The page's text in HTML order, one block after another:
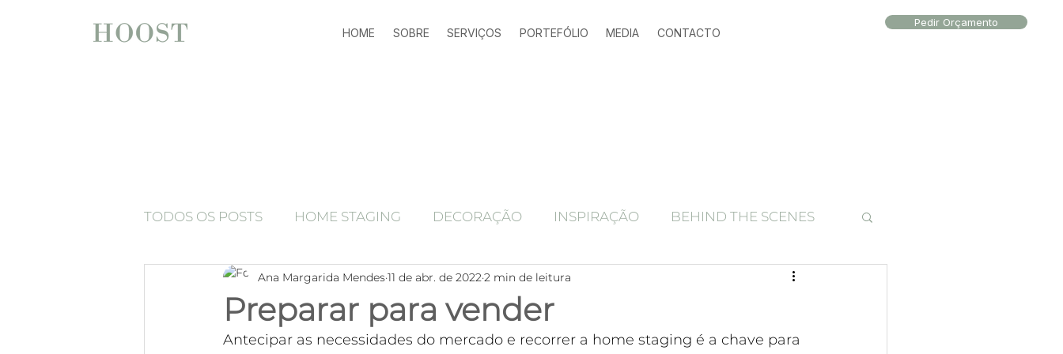
HOME SOBRE SERVIÇOS PORTEFÓLIO MEDIA CONTACTO
Pedir Orçamento
TODOS OS POSTS HOME STAGING DECORAÇÃO INSPIRAÇÃO BEHIND THE SCENES
espelhos Press Release Ferramentas marketing imobiliário
Luxury home staging Antes e depois home staging HOME STAGING
Preparar para vender
Ana Margarida Mendes11 de abr. de 2022 2 min de leitura
Antecipar as necessidades do mercado e recorrer a home staging é a chave para